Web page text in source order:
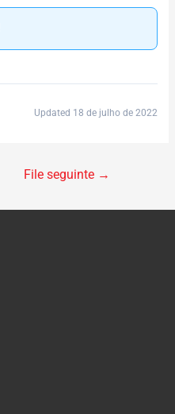
Updated 18 de julho de 2022
File seguinte →